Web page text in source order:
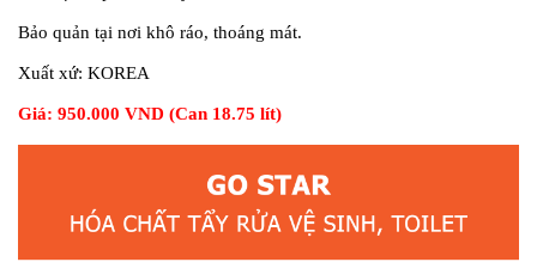
Bảo quản tại nơi khô ráo, thoáng mát.
Xuất xứ: KOREA
Giá: 950.000 VND (Can 18.75 lít)